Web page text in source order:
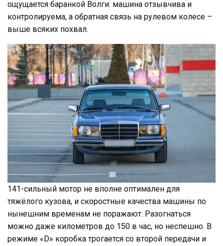
ощущается баранкой Волги: машина отзывчива и
контролируема, а обратная связь на рулевом колесе –
выше всяких похвал.
141-сильный мотор не вполне оптимален для
тяжёлого кузова, и скоростные качества машины по
нынешним временам не поражают. Разогнаться
можно даже километров до 150 в час, но неспешно. В
режиме «D» коробка трогается со второй передачи и